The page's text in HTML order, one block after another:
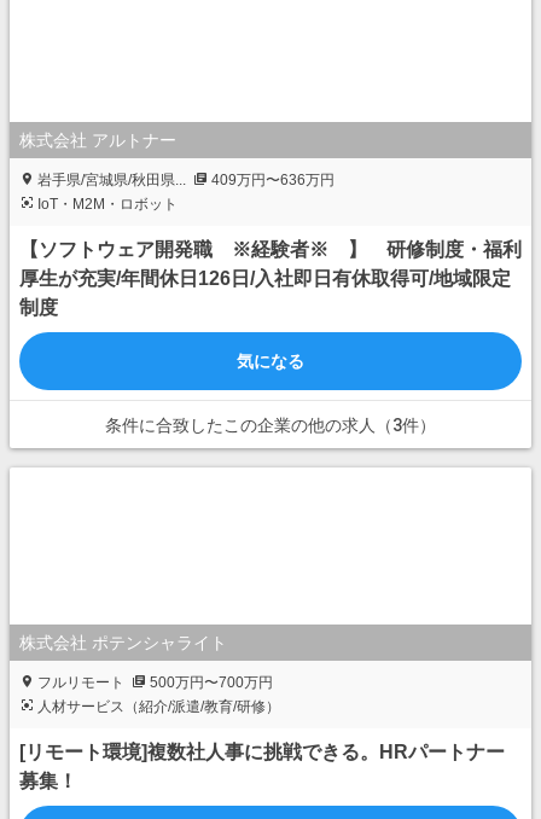
株式会社 アルトナー
岩手県/宮城県/秋田県...
409万円〜636万円
IoT・M2M・ロボット
【ソフトウェア開発職 ※経験者※ 】 研修制度・福利
厚生が充実/年間休日126日/入社即日有休取得可/地域限定
制度
気になる
条件に合致したこの企業の他の求人（3件）
株式会社 ポテンシャライト
フルリモート
500万円〜700万円
人材サービス（紹介/派遣/教育/研修）
[リモート環境]複数社人事に挑戦できる。HRパートナー
募集！